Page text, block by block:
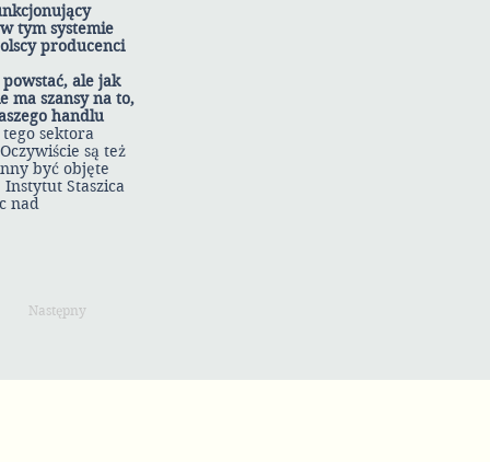
tym systemie
producenci
ale jak
ma szansy na to,
handlu
sektora
są też
być objęte
Staszica
nad
Następny